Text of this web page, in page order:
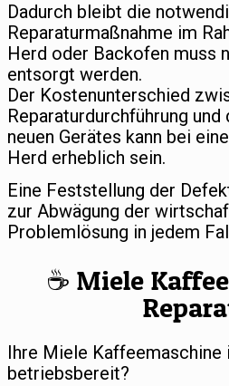
Dadurch bleibt die
Reparaturmaßnahme im
Herd oder Backofen muss
entsorgt werden.
Der Kostenunterschied
Reparaturdurchführung
neuen Gerätes kann bei
Herd erheblich sein.
Eine Feststellung der
zur Abwägung der
Problemlösung in jedem
☕️ Miele
Ihre Miele Kaffeemaschine
betriebsbereit?